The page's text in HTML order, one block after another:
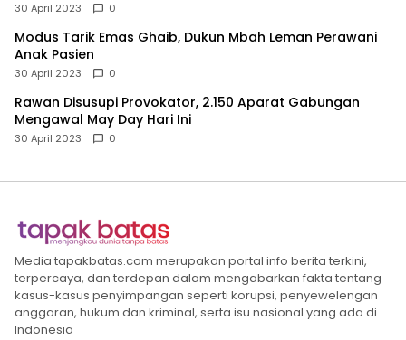
30 April 2023 0
Modus Tarik Emas Ghaib, Dukun Mbah Leman Perawani
Anak Pasien
30 April 2023 0
Rawan Disusupi Provokator, 2.150 Aparat Gabungan
Mengawal May Day Hari Ini
30 April 2023 0
Media tapakbatas.com merupakan portal info berita terkini,
terpercaya, dan terdepan dalam mengabarkan fakta tentang
kasus-kasus penyimpangan seperti korupsi, penyewelengan
anggaran, hukum dan kriminal, serta isu nasional yang ada di
Indonesia